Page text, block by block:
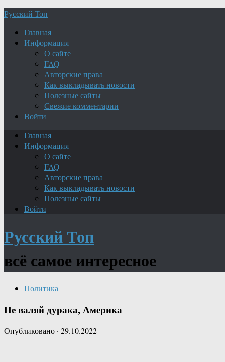
Русский Топ
Главная
Информация
О сайте
FAQ
Авторские права
Как выкладывать новости
Полезные сайты
Свежие комментарии
Войти
Главная
Информация
О сайте
FAQ
Авторские права
Как выкладывать новости
Полезные сайты
Войти
Русский Топ
всё самое интересное
Политика
Не валяй дурака, Америка
Опубликовано · 29.10.2022